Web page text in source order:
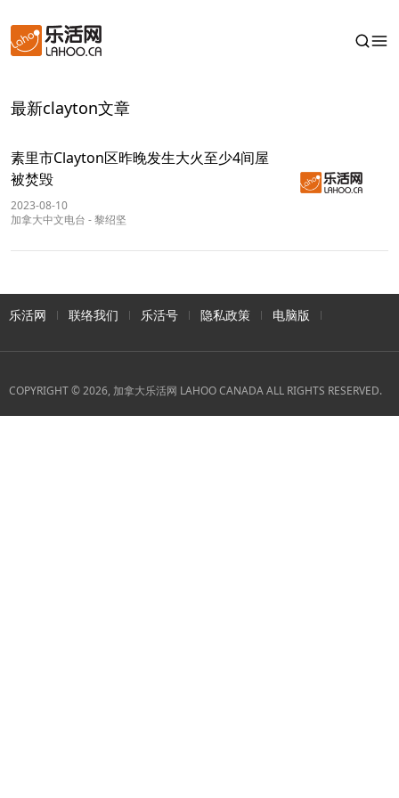
最新clayton文章
素里市Clayton区昨晚发生大火至少4间屋
被焚毁
2023-08-10
加拿大中文电台 -黎绍坚
乐活网 联络我们 乐活号 隐私政策 电脑版
COPYRIGHT © 2026, 加拿大乐活网 LAHOO CANADA ALL RIGHTS RESERVED.